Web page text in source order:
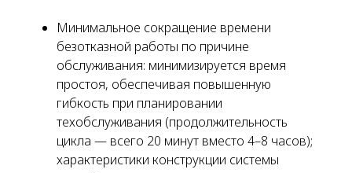
Минимальное сокращение времени
безотказной работы по причине
обслуживания: минимизируется время
простоя, обеспечивая повышенную
гибкость при планировании
техобслуживания (продолжительность
цикла — всего 20 минут вместо 4–8 часов);
характеристики конструкции системы